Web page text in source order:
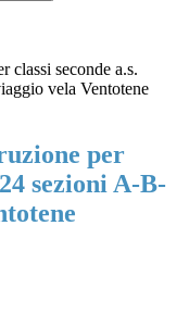
classi seconde a.s.
vela Ventotene
per
sezioni A-B-